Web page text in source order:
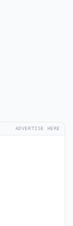
ADVERTISE HERE